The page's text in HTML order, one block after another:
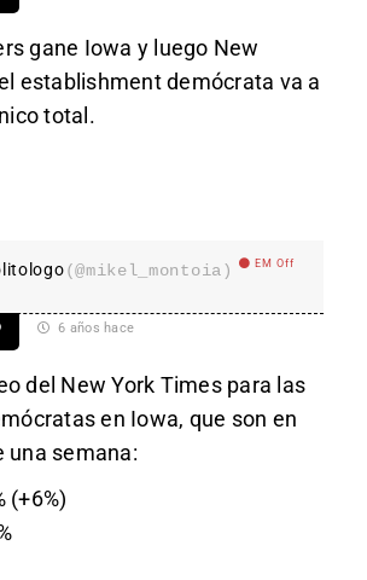
gane Iowa y luego New
establishment demócrata va a
total.
(@mikel_montoia) EM Off
6 años hace
del New York Times para las
en Iowa, que son en
una semana:
(+6%)